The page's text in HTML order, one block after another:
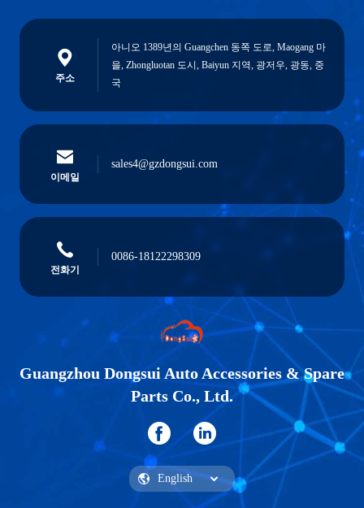
주소
아니오 1389년의 Guangchen 동쪽 도로, Maogang 마
을, Zhongluotan 도시, Baiyun 지역, 광저우, 광동, 중
국
이메일
sales4@gzdongsui.com
전화기
0086-18122298309
Guangzhou Dongsui Auto Accessories & Spare
Parts Co., Ltd.